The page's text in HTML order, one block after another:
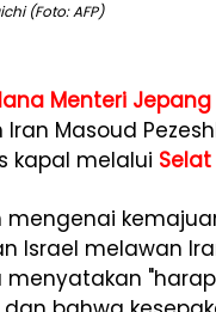
(Foto: AFP)
Menteri Jepang
Masoud
kapal melalui
mengenai
Israel melawan